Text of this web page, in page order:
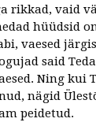
rikkad, vaid
hüüdsid
vaesed
said
Ning kui
nägid
peidetud.